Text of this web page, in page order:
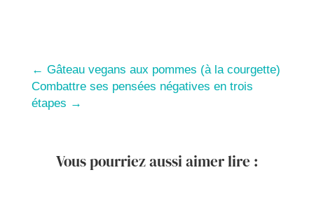
← Gâteau vegans aux pommes (à la courgette)
Combattre ses pensées négatives en trois
étapes →
Vous pourriez aussi aimer lire :